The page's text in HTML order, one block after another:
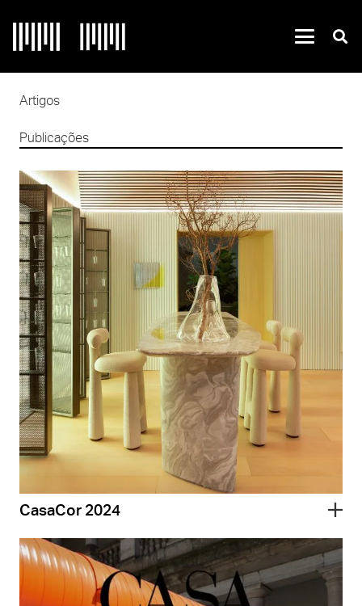
Artigos
Publicações
CasaCor 2024